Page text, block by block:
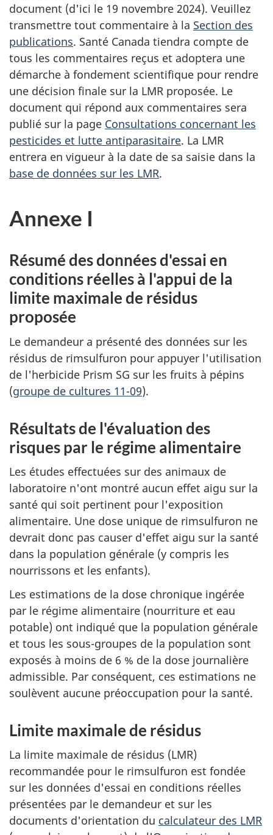
document (d'ici le 19 novembre 2024). Veuillez
transmettre tout commentaire à la Section des
publications. Santé Canada tiendra compte de
tous les commentaires reçus et adoptera une
démarche à fondement scientifique pour rendre
une décision finale sur la LMR proposée. Le
document qui répond aux commentaires sera
publié sur la page Consultations concernant les
pesticides et lutte antiparasitaire. La LMR
entrera en vigueur à la date de sa saisie dans la
base de données sur les LMR.
Annexe I
Résumé des données d'essai en
conditions réelles à l'appui de la
limite maximale de résidus
proposée
Le demandeur a présenté des données sur les
résidus de rimsulfuron pour appuyer l'utilisation
de l'herbicide Prism SG sur les fruits à pépins
(groupe de cultures 11-09).
Résultats de l'évaluation des
risques par le régime alimentaire
Les études effectuées sur des animaux de
laboratoire n'ont montré aucun effet aigu sur la
santé qui soit pertinent pour l'exposition
alimentaire. Une dose unique de rimsulfuron ne
devrait donc pas causer d'effet aigu sur la santé
dans la population générale (y compris les
nourrissons et les enfants).
Les estimations de la dose chronique ingérée
par le régime alimentaire (nourriture et eau
potable) ont indiqué que la population générale
et tous les sous-groupes de la population sont
exposés à moins de 6 % de la dose journalière
admissible. Par conséquent, ces estimations ne
soulèvent aucune préoccupation pour la santé.
Limite maximale de résidus
La limite maximale de résidus (LMR)
recommandée pour le rimsulfuron est fondée
sur les données d'essai en conditions réelles
présentées par le demandeur et sur les
documents d'orientation du calculateur des LMR